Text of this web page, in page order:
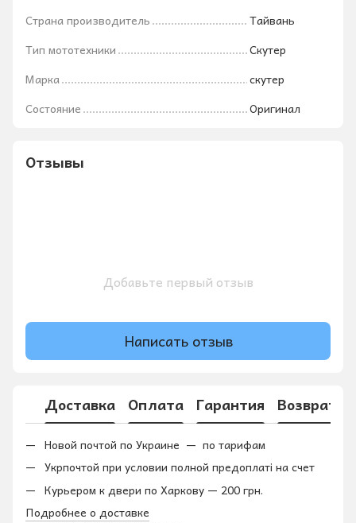
Страна производитель
Тайвань
Тип мототехники
Скутер
Марка
скутер
Состояние
Оригинал
Отзывы
Добавьте первый отзыв
Написать отзыв
Доставка Оплата Гарантия Возврат
Новой почтой по Украине — по тарифам
Укрпочтой при условии полной предоплаті на счет
Курьером к двери по Харкову — 200 грн.
Подробнее о доставке